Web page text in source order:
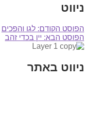
ניווט
הפוסט הקודם: לגו והפכים
הפוסט הבא: יין בכדי זהב
ניווט באתר